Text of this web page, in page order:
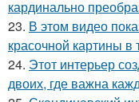
кардинально
23. В этом видео
красочной картины в
24. Этот интерьер
двоих, где важна